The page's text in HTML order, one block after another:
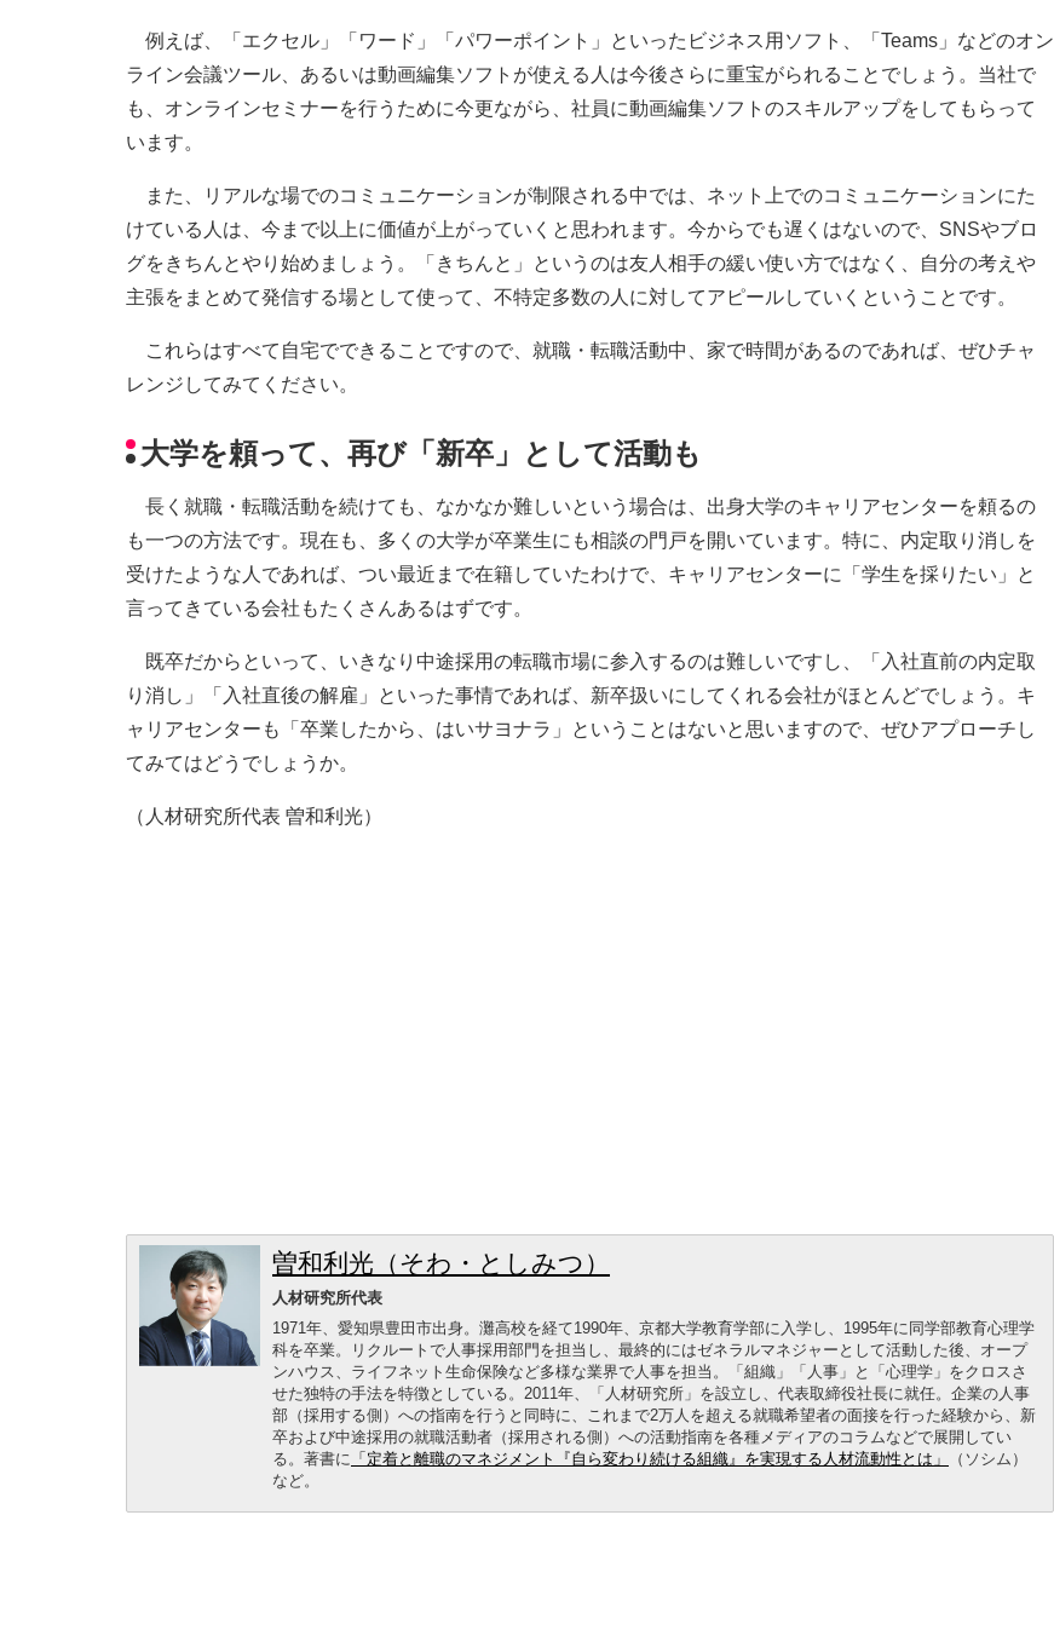
例えば、「エクセル」「ワード」「パワーポイント」といったビジネス用ソフト、「Teams」などのオン
ライン会議ツール、あるいは動画編集ソフトが使える人は今後さらに重宝がられることでしょう。当社で
も、オンラインセミナーを行うために今更ながら、社員に動画編集ソフトのスキルアップをしてもらって
います。
また、リアルな場でのコミュニケーションが制限される中では、ネット上でのコミュニケーションにた
けている人は、今まで以上に価値が上がっていくと思われます。今からでも遅くはないので、SNSやブロ
グをきちんとやり始めましょう。「きちんと」というのは友人相手の緩い使い方ではなく、自分の考えや
主張をまとめて発信する場として使って、不特定多数の人に対してアピールしていくということです。
これらはすべて自宅でできることですので、就職・転職活動中、家で時間があるのであれば、ぜひチャ
レンジしてみてください。
大学を頼って、再び「新卒」として活動も
長く就職・転職活動を続けても、なかなか難しいという場合は、出身大学のキャリアセンターを頼るの
も一つの方法です。現在も、多くの大学が卒業生にも相談の門戸を開いています。特に、内定取り消しを
受けたような人であれば、つい最近まで在籍していたわけで、キャリアセンターに「学生を採りたい」と
言ってきている会社もたくさんあるはずです。
既卒だからといって、いきなり中途採用の転職市場に参入するのは難しいですし、「入社直前の内定取
り消し」「入社直後の解雇」といった事情であれば、新卒扱いにしてくれる会社がほとんどでしょう。キ
ャリアセンターも「卒業したから、はいサヨナラ」ということはないと思いますので、ぜひアプローチし
てみてはどうでしょうか。
（人材研究所代表 曽和利光）
曽和利光（そわ・としみつ）
人材研究所代表
1971年、愛知県豊田市出身。灘高校を経て1990年、京都大学教育学部に入学し、1995年に同学部教育心理学
科を卒業。リクルートで人事採用部門を担当し、最終的にはゼネラルマネジャーとして活動した後、オープ
ンハウス、ライフネット生命保険など多様な業界で人事を担当。「組織」「人事」と「心理学」をクロスさ
せた独特の手法を特徴としている。2011年、「人材研究所」を設立し、代表取締役社長に就任。企業の人事
部（採用する側）への指南を行うと同時に、これまで2万人を超える就職希望者の面接を行った経験から、新
卒および中途採用の就職活動者（採用される側）への活動指南を各種メディアのコラムなどで展開してい
る。著書に 「定着と離職のマネジメント『自ら変わり続ける組織』を実現する人材流動性とは」
（ソシム）
など。